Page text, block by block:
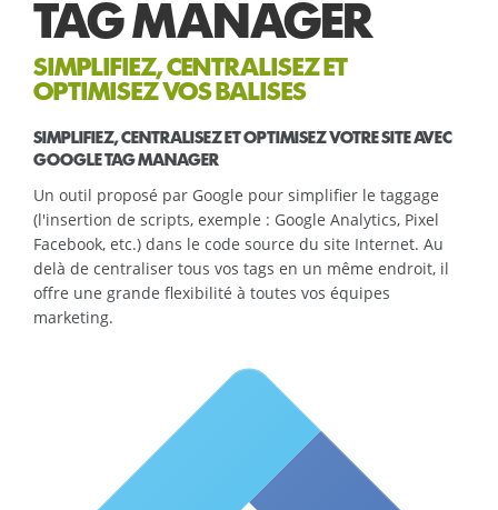
TAG MANAGER
SIMPLIFIEZ, CENTRALISEZ ET
OPTIMISEZ VOS BALISES
SIMPLIFIEZ, CENTRALISEZ ET OPTIMISEZ VOTRE SITE AVEC
GOOGLE TAG MANAGER
Un outil proposé par Google pour simplifier le taggage
(l'insertion de scripts, exemple : Google Analytics, Pixel
Facebook, etc.) dans le code source du site Internet. Au
delà de centraliser tous vos tags en un même endroit, il
offre une grande flexibilité à toutes vos équipes
marketing.